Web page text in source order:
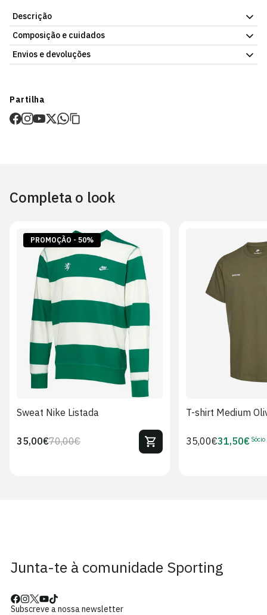
Descrição
Peluche Jubas Médio, da Loja Verde Online. Peça pensada para
os mais novos. Consulta a ficha do artigo para mais detalhes.
Composição e cuidados
Envios e devoluções
Prazo estimado de entrega varia consoante o destino e método
de envio.
Artigos personalizados não podem ser devolvidos.
de EnvioeDevoluções
Partilha
Completa o look
PROMOÇÃO - 50%
S XL 2XL
Sweat Nike Listada
Preço
70,00€Preço
35,00€
T-shirt Medium
Preço
35,00€Preço
31,50€ Sócio
Junta-te à comunidade Sporting
Subscreve a nossa newsletter